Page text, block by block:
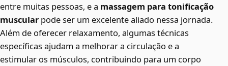
entre muitas pessoas, e a massagem para tonificação
muscular pode ser um excelente aliado nessa jornada.
Além de oferecer relaxamento, algumas técnicas
específicas ajudam a melhorar a circulação e a
estimular os músculos, contribuindo para um corpo